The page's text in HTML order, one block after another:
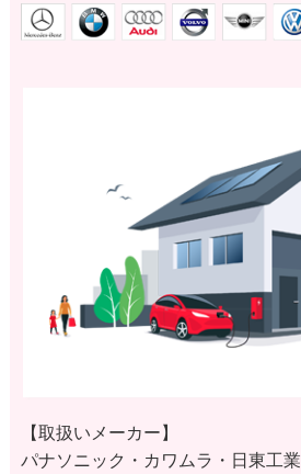
【取扱いメーカー】
パナソニック・カワムラ・日東工業